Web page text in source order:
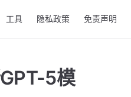
工具 隐私政策 免责声明
5模